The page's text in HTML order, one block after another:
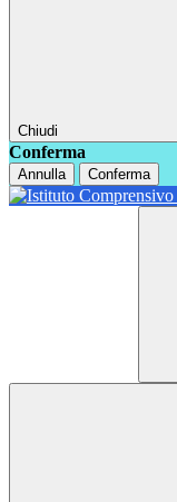
Chiudi
Conferma
Annulla Conferma